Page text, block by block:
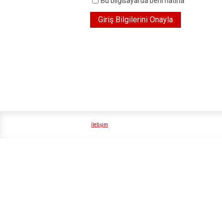
İletişim